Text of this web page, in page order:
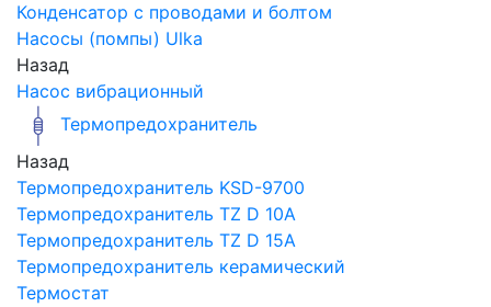
Конденсатор с проводами и болтом
Насосы (помпы) Ulka
Назад
Насос вибрационный
Термопредохранитель
Назад
Термопредохранитель KSD-9700
Термопредохранитель TZ D 10A
Термопредохранитель TZ D 15A
Термопредохранитель керамический
Термостат